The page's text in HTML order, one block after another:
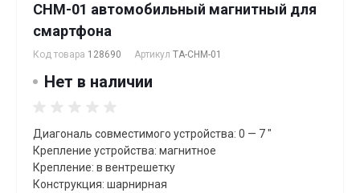
CHM-01 автомобильный магнитный для
смартфона
Код товара 128690 Артикул TA-CHM-01
Нет в наличии
Диагональ совместимого устройства: 0 — 7 "
Крепление устройства: магнитное
Крепление: в вентрешетку
Конструкция: шарнирная